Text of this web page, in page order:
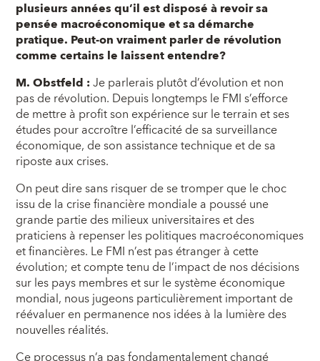
plusieurs années qu’il est disposé à revoir sa
pensée macroéconomique et sa démarche
pratique. Peut-on vraiment parler de révolution
comme certains le laissent entendre?
M. Obstfeld :Je parlerais plutôt d’évolution et non
pas de révolution. Depuis longtemps le FMI s’efforce
de mettre à profit son expérience sur le terrain et ses
études pour accroître l’efficacité de sa surveillance
économique, de son assistance technique et de sa
riposte aux crises.
On peut dire sans risquer de se tromper que le choc
issu de la crise financière mondiale a poussé une
grande partie des milieux universitaires et des
praticiens à repenser les politiques macroéconomiques
et financières. Le FMI n’est pas étranger à cette
évolution; et compte tenu de l’impact de nos décisions
sur les pays membres et sur le système économique
mondial, nous jugeons particulièrement important de
réévaluer en permanence nos idées à la lumière des
nouvelles réalités.